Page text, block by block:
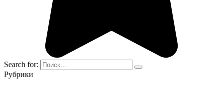
Search for:
Рубрики